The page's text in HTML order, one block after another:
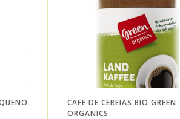
CAFE DE CEREIAS BIO GREEN
ORGANICS